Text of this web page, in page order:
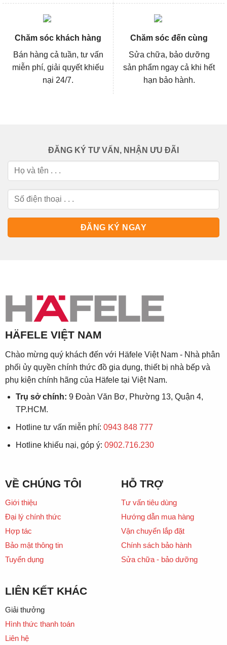
Chăm sóc khách hàng
Bán hàng cả tuần, tư vấn
miễn phí, giải quyết khiếu
nại 24/7.
Chăm sóc đến cùng
Sửa chữa, bảo dưỡng
sản phẩm ngay cả khi hết
hạn bảo hành.
ĐĂNG KÝ TƯ VẤN, NHẬN ƯU ĐÃI
HÄFELE VIỆT NAM
Chào mừng quý khách đến với Häfele Việt Nam - Nhà phân
phối ủy quyền chính thức đồ gia dụng, thiết bị nhà bếp và
phụ kiện chính hãng của Häfele tại Việt Nam.
Trụ sở chính: 9 Đoàn Văn Bơ, Phường 13, Quận 4,
TP.HCM.
Hotline tư vấn miễn phí: 0943 848 777
Hotline khiếu nại, góp ý: 0902.716.230
VỀ CHÚNG TÔI
Giới thiệu
Đại lý chính thức
Hợp tác
Bảo mật thông tin
Tuyển dụng
HỖ TRỢ
Tư vấn tiêu dùng
Hướng dẫn mua hàng
Vận chuyển lắp đặt
Chính sách bảo hành
Sửa chữa - bảo dưỡng
LIÊN KẾT KHÁC
Giải thưởng
Hình thức thanh toán
Liên hệ